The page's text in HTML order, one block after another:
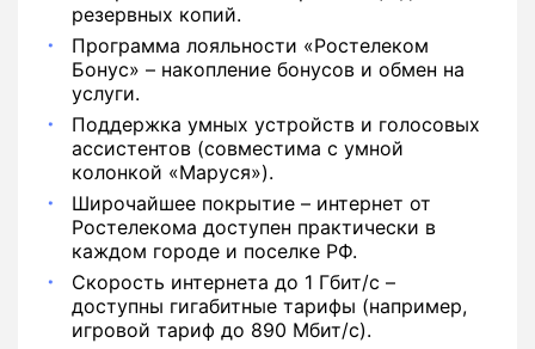
резервных копий.
Программа лояльности «Ростелеком
Бонус» – накопление бонусов и обмен на
услуги.
Поддержка умных устройств и голосовых
ассистентов (совместима с умной
колонкой «Маруся»).
Широчайшее покрытие – интернет от
Ростелекома доступен практически в
каждом городе и поселке РФ.
Скорость интернета до 1 Гбит/с –
доступны гигабитные тарифы (например,
игровой тариф до 890 Мбит/с).